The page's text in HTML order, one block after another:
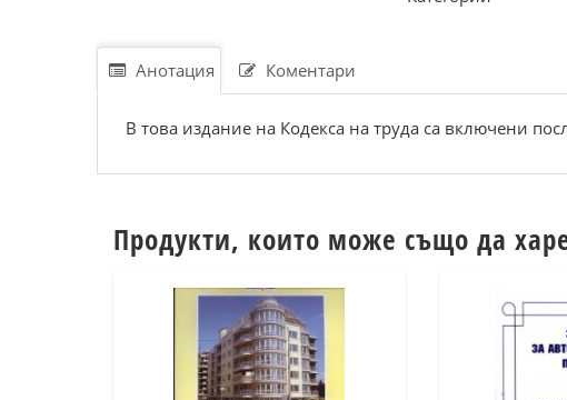
Анотация Коментари
В това издание на Кодекса на труда са включени
Продукти, които може също да